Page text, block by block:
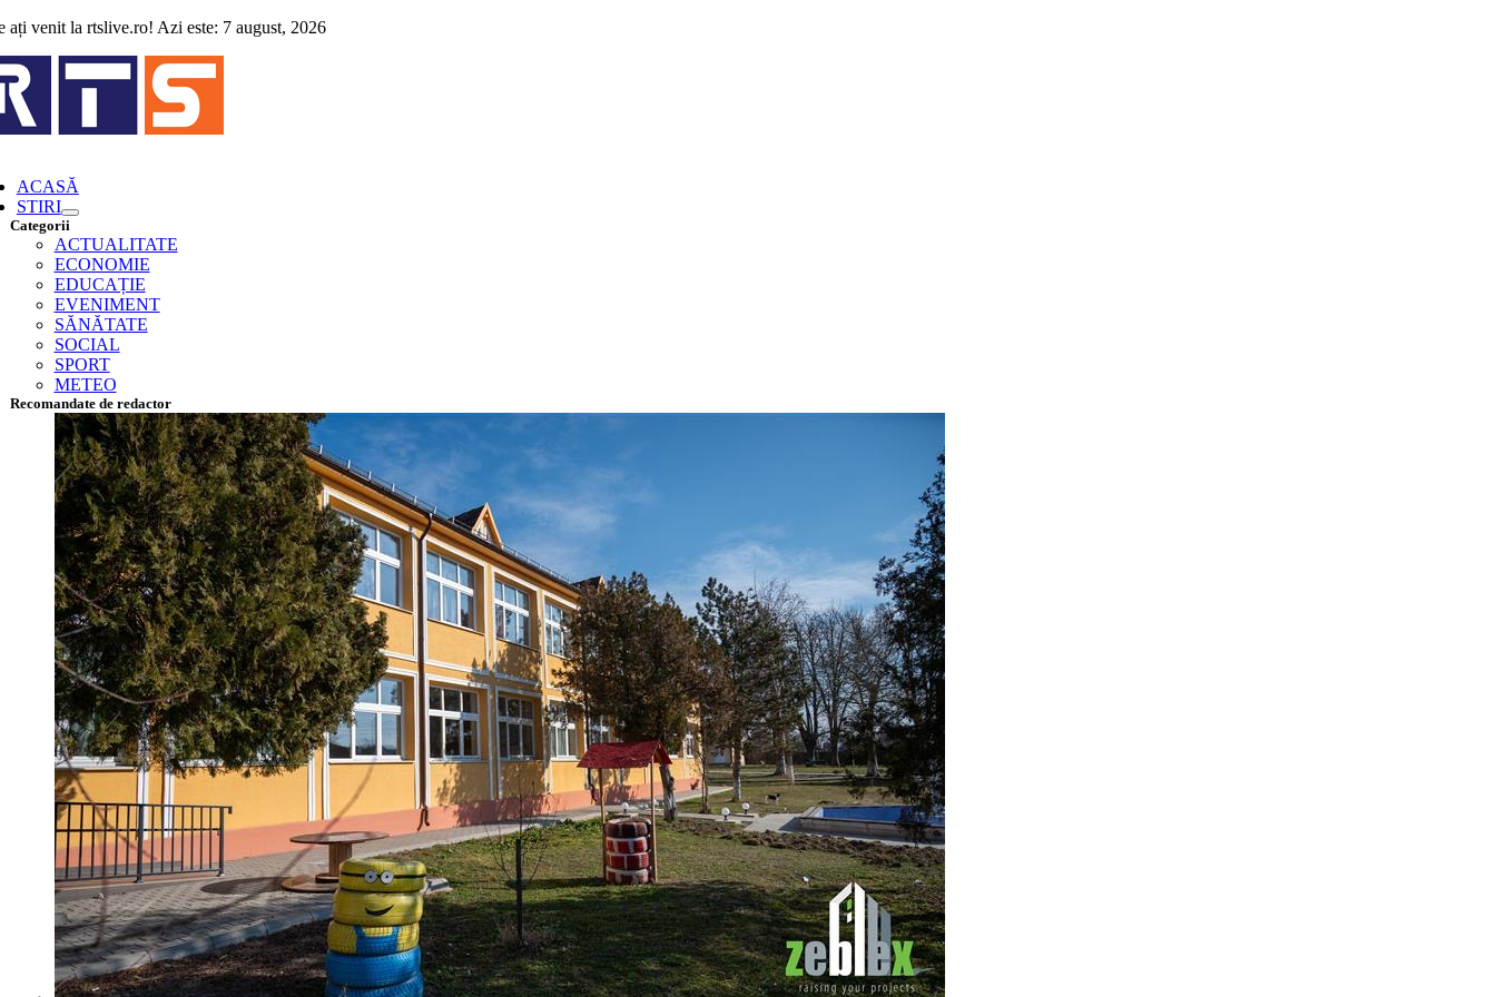
Skip
content
ați venit la rtslive.ro! Azi este: 7 august, 2026
ACASĂ
STIRI
Categorii
ACTUALITATE
ECONOMIE
EDUCAȚIE
EVENIMENT
SĂNĂTATE
SOCIAL
SPORT
METEO
Recomandate de redactor